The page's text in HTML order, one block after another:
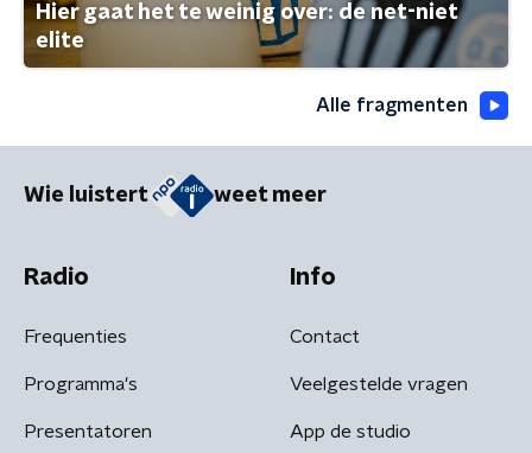
Hier gaat het te weinig over: de net-niet
elite
Alle fragmenten
Wie luistert weet meer
Radio
Frequenties
Programma's
Presentatoren
Info
Contact
Veelgestelde vragen
App de studio